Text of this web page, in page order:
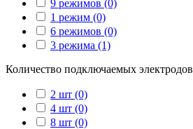
9 режимов (0)
1 режим (0)
6 режимов (0)
3 режима (1)
Количество подключаемых электродов
2 шт (0)
4 шт (0)
8 шт (0)